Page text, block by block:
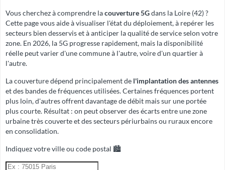
Vous cherchez à comprendre lacouverture 5Gdans la Loire (42) ?
Cette page vous aide à visualiser l'état du déploiement, à repérer les
secteurs bien desservis et à anticiper la qualité de service selon votre
zone. En 2026, la 5G progresse rapidement, mais la disponibilité
réelle peut varier d'une commune à l'autre, voire d'un quartier à
l'autre.
La couverture dépend principalement de l'implantation des antennes
et des bandes de fréquencesutilisées. Certaines fréquences portent
plus loin, d'autres offrent davantage de débit mais sur une portée
plus courte. Résultat : on peut observer des écarts entre une zone
urbaine très couverte et des secteurs périurbains ou ruraux encore
en consolidation.
Indiquez votre ville ou code postal 🏙️